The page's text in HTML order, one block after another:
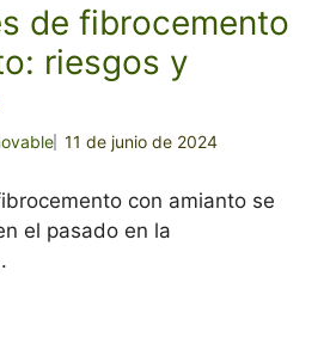
de fibrocemento
riesgos y
11 de junio de 2024
con amianto se
el pasado en la